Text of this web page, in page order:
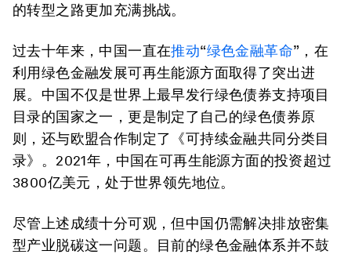
的转型之路更加充满挑战。
过去十年来，中国一直在推动“绿色金融革命”，在
利用绿色金融发展可再生能源方面取得了突出进
展。中国不仅是世界上最早发行绿色债券支持项目
目录的国家之一，更是制定了自己的绿色债券原
则，还与欧盟合作制定了《可持续金融共同分类目
录》。2021年，中国在可再生能源方面的投资超过
3800亿美元，处于世界领先地位。
尽管上述成绩十分可观，但中国仍需解决排放密集
型产业脱碳这一问题。目前的绿色金融体系并不鼓